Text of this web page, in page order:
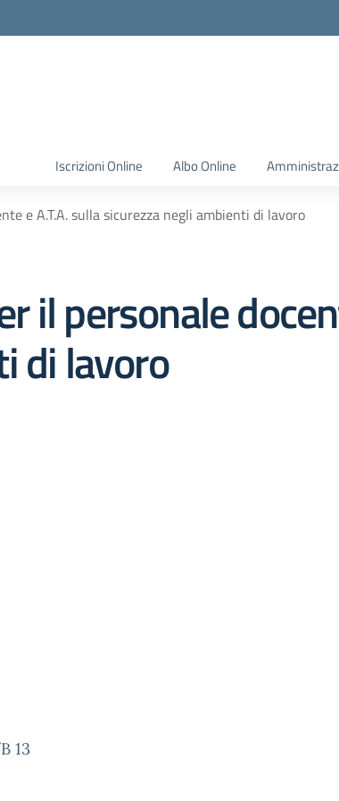
Iscrizioni Online Albo Online
e A.T.A. sulla sicurezza negli ambienti di lavoro
il personale
di lavoro
13